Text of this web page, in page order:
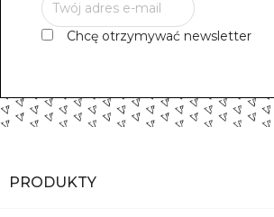
Chcę otrzymywać newsletter
PRODUKTY